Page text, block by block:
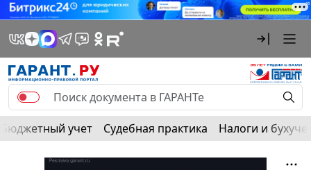
Бюджетный учет Судебная практика Налоги и